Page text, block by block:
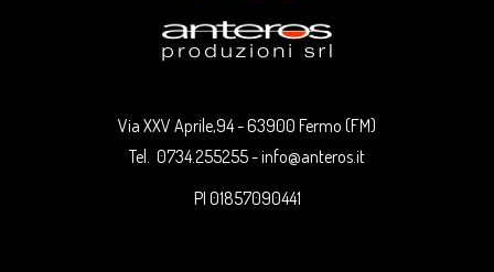
Via XXV Aprile,94 - 63900 Fermo (FM)
Tel. 0734.255255 - info@anteros.it
PI 01857090441